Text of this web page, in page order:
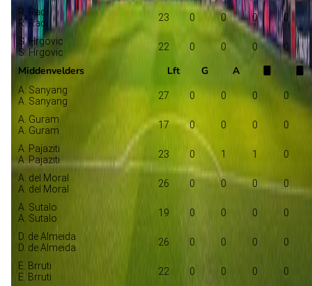
R. Raci
R. Raci
23 0 0 0 0
S. Hrgovic
S. Hrgovic
22 0 0 0 0
Middenvelders Lft G A
A. Sanyang
A. Sanyang
27 0 0 0 0
A. Guram
A. Guram
17 0 0 0 0
A. Pajaziti
A. Pajaziti
23 0 1 1 0
A. del Moral
A. del Moral
26 0 0 0 0
A. Sutalo
A. Sutalo
19 0 0 0 0
D. de Almeida
D. de Almeida
26 0 0 0 0
E. Brruti
E. Brruti
22 0 0 0 0